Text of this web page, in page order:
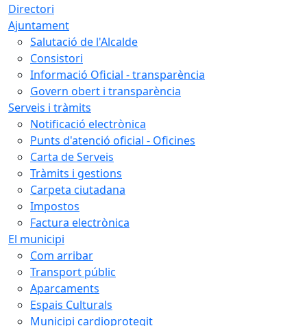
Directori
Ajuntament
Salutació de l'Alcalde
Consistori
Informació Oficial - transparència
Govern obert i transparència
Serveis i tràmits
Notificació electrònica
Punts d'atenció oficial - Oficines
Carta de Serveis
Tràmits i gestions
Carpeta ciutadana
Impostos
Factura electrònica
El municipi
Com arribar
Transport públic
Aparcaments
Espais Culturals
Municipi cardioprotegit